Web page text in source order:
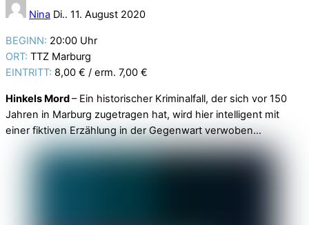
Nina Di.. 11. August 2020
BEGINN: 20:00 Uhr
ORT: TTZ Marburg
EINTRITT: 8,00 € / erm. 7,00 €
Hinkels Mord– Ein historischer Kriminalfall, der sich vor 150
Jahren in Marburg zugetragen hat, wird hier intelligent mit
einer fiktiven Erzählung in der Gegenwart verwoben…